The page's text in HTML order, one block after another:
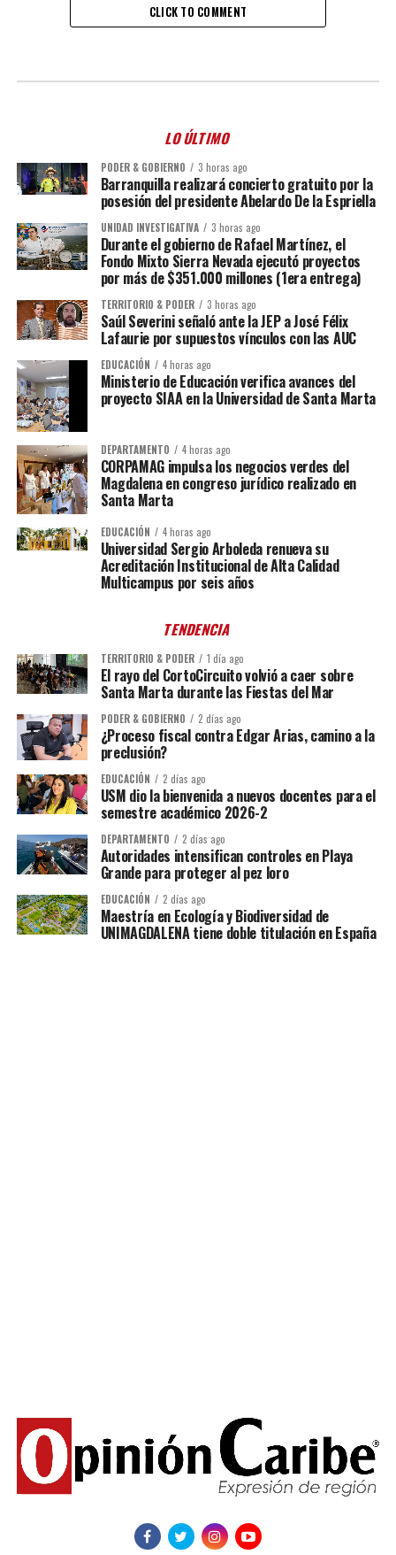
CLICK TO COMMENT
LO ÚLTIMO
PODER & GOBIERNO 3 horas ago
Barranquilla realizará concierto gratuito por la
posesión del presidente Abelardo De la Espriella
UNIDAD INVESTIGATIVA 3 horas ago
Durante el gobierno de Rafael Martínez, el
Fondo Mixto Sierra Nevada ejecutó proyectos
por más de $351.000 millones (1era entrega)
TERRITORIO & PODER 3 horas ago
Saúl Severini señaló ante la JEP a José Félix
Lafaurie por supuestos vínculos con las AUC
EDUCACIÓN 4 horas ago
Ministerio de Educación verifica avances del
proyecto SIAA en la Universidad de Santa Marta
DEPARTAMENTO 4 horas ago
CORPAMAG impulsa los negocios verdes del
Magdalena en congreso jurídico realizado en
Santa Marta
EDUCACIÓN 4 horas ago
Universidad Sergio Arboleda renueva su
Acreditación Institucional de Alta Calidad
Multicampus por seis años
TENDENCIA
TERRITORIO & PODER 1 día ago
El rayo del CortoCircuito volvió a caer sobre
Santa Marta durante las Fiestas del Mar
PODER & GOBIERNO 2 días ago
¿Proceso fiscal contra Edgar Arias, camino a la
preclusión?
EDUCACIÓN 2 días ago
USM dio la bienvenida a nuevos docentes para el
semestre académico 2026-2
DEPARTAMENTO 2 días ago
Autoridades intensifican controles en Playa
Grande para proteger al pez loro
EDUCACIÓN 2 días ago
Maestría en Ecología y Biodiversidad de
UNIMAGDALENA tiene doble titulación en España